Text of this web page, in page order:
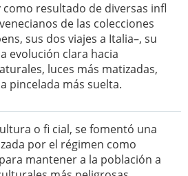
resultado de diversas infl
de las colecciones
sus dos viajes a Italia–, su
evolución clara hacia
luces más matizadas,
pincelada más suelta.
o fi cial, se fomentó una
por el régimen como
mantener a la población a